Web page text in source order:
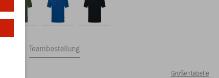
Teambestellung
Größentabelle